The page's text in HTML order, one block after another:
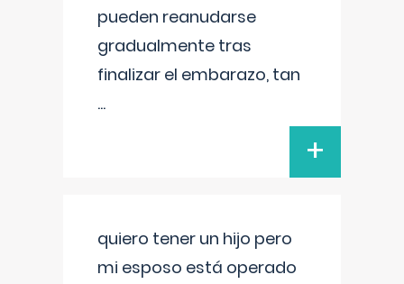
pueden reanudarse
gradualmente tras
finalizar el embarazo, tan
...
+
quiero tener un hijo pero
mi esposo está operado